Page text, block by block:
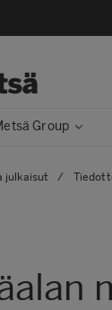
Group
julkaisut /